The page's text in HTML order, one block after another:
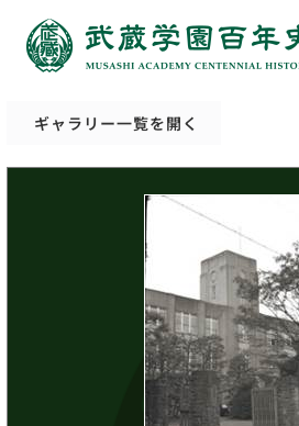
ギャラリー一覧を開く